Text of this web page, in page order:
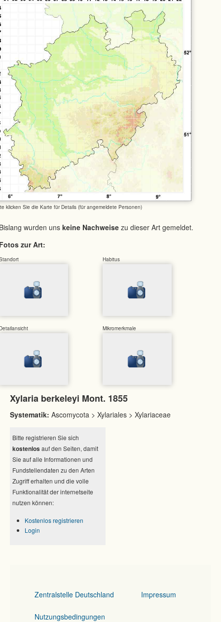
klicken Sie die Karte für Details (für angemeldete Personen)
wurden uns keine Nachweise zu dieser Art gemeldet.
zur Art:
Habitus
Mikromerkmale
Xylaria berkeleyi Mont. 1855
Systematik: Ascomycota > Xylariales > Xylariaceae
Bitte registrieren Sie sich
kostenlos auf den Seiten, damit
Sie auf alle Informationen und
Fundstellendaten zu den Arten
Zugriff erhalten und die volle
Funktionalität der internetseite
nutzen können:
Kostenlos registrieren
Login
Zentralstelle Deutschland Impressum
Nutzungsbedingungen